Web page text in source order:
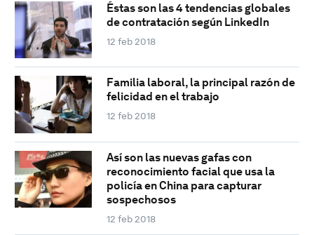
Éstas son las 4 tendencias globales
de contratación según LinkedIn
12 feb 2018
Familia laboral, la principal razón de
felicidad en el trabajo
12 feb 2018
Así son las nuevas gafas con
reconocimiento facial que usa la
policía en China para capturar
sospechosos
12 feb 2018